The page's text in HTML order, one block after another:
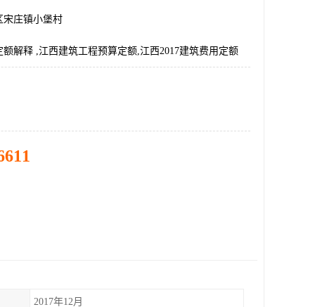
宋庄镇小堡村
额解释 ,江西建筑工程预算定额,江西2017建筑费用定额
2017年12月